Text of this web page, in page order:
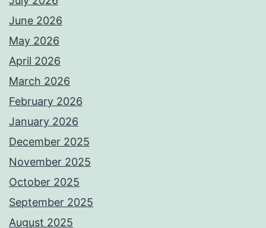
June 2026
May 2026
April 2026
March 2026
February 2026
January 2026
December 2025
November 2025
October 2025
September 2025
August 2025